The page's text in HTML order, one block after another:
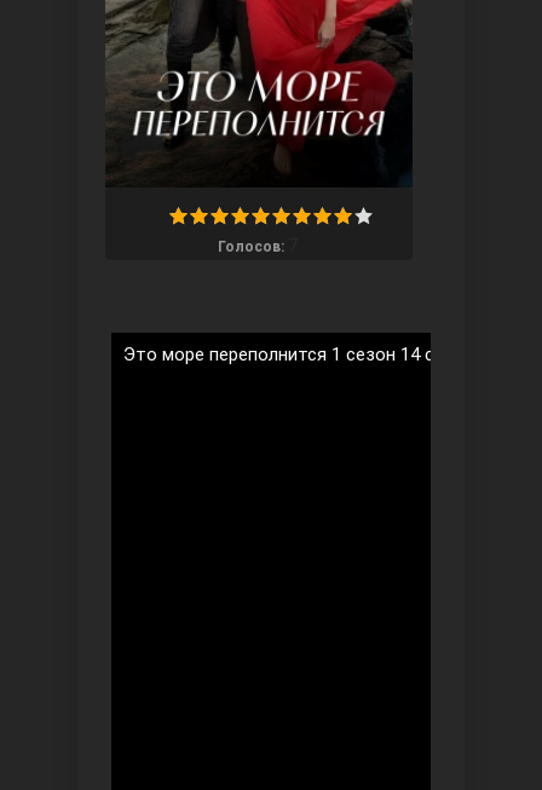
Ветреный холм
Голосов:
Это море переполнится 1 сезон 14 серия на